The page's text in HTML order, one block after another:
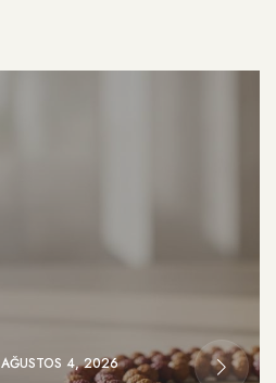
AĞUSTOS 4, 2026